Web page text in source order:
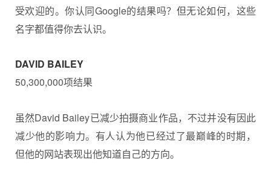
受欢迎的。你认同Google的结果吗？但无论如何，这些
名字都值得你去认识。
DAVID BAILEY
50,300,000项结果
虽然David Bailey已减少拍摄商业作品，不过并没有因此
减少他的影响力。有人认为他已经过了最巅峰的时期，
但他的网站表现出他知道自己的方向。